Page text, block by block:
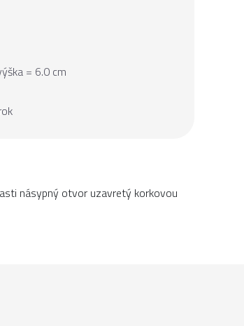
= 6.0 cm
násypný otvor uzavretý korkovou